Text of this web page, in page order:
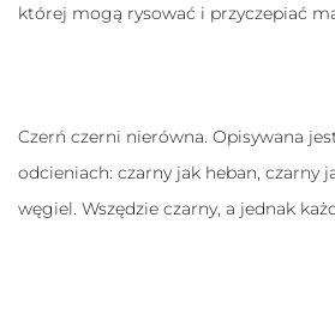
której mogą rysować i przyczepiać
Czerń czerni nierówna. Opisywana
odcieniach: czarny jak heban, czarny
węgiel. Wszędzie czarny, a jednak